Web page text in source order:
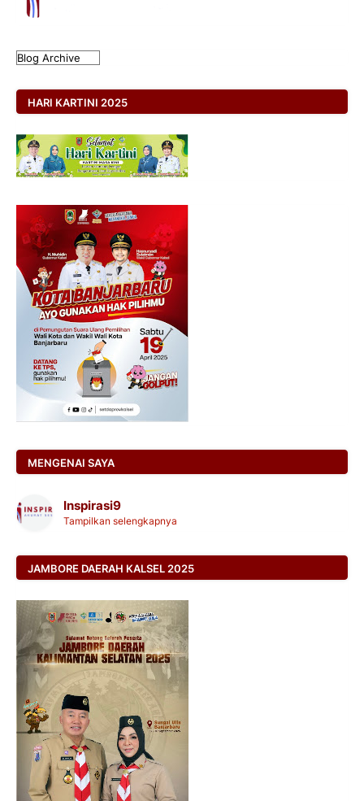
HARI KARTINI 2025
MENGENAI SAYA
Inspirasi9
Tampilkan selengkapnya
JAMBORE DAERAH KALSEL 2025